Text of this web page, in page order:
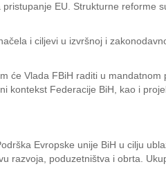
EU. Strukturne reforme
i ciljevi u izvršnoj i
će Vlada FBiH raditi u mandatnom
kontekst Federacije BiH, kao i
Evropske unije BiH u cilju
razvoja, poduzetništva i obrta.